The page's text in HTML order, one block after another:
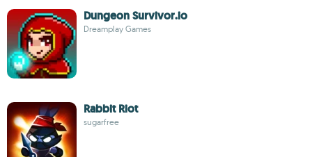
Dungeon Survivor.io
Dreamplay Games
Rabbit Riot
sugarfree